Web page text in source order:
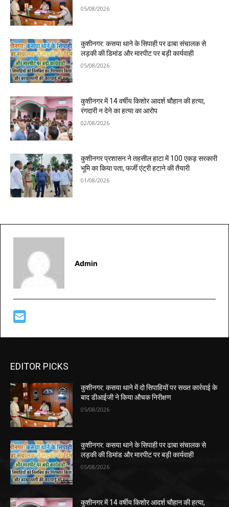
05/08/2026
कुशीनगर: कसया थाने के सिपाही पर ढाबा संचालक से
लड़की की डिमांड और मारपीट पर बड़ी कार्यवाही
05/08/2026
कुशीनगर में 14 वर्षीय किशोर आदर्श चौहान की हत्या,
रंगदारी न देने का हत्या का आरोप
02/08/2026
कुशीनगर प्रशासन ने तहसील हाटा में 100 एकड़ सरकारी
भूमि का किया पता, फर्जी एंट्री हटाने की तैयारी
01/08/2026
Admin
EDITOR PICKS
कुशीनगर: कसया थाने में दो सिपाहियों पर सख्त कार्रवाई के
बाद डीआईजी ने किया औचक निरीक्षण
05/08/2026
कुशीनगर: कसया थाने के सिपाही पर ढाबा संचालक से
लड़की की डिमांड और मारपीट पर बड़ी कार्यवाही
05/08/2026
कुशीनगर में 14 वर्षीय किशोर आदर्श चौहान की हत्या,